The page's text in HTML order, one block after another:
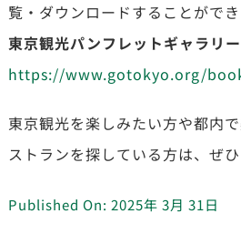
覧・ダウンロードすることができ
東京観光パンフレットギャラリー
https://www.gotokyo.org/
東京観光を楽しみたい方や都内
ストランを探している方は、ぜひ
Published On: 2025年 3月 31日